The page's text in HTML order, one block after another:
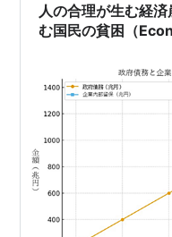
人の合理が生む経
む国民の貧困（